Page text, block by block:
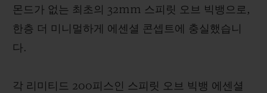
몬드가 없는 최초의 32mm 스피릿 오브 빅뱅으로,
한층 더 미니멀하게 에센셜 콘셉트에 충실했습니
다.
각 리미티드 200피스인 스피릿 오브 빅뱅 에센셜